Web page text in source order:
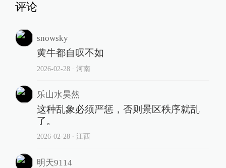
评论
snowsky
黄牛都自叹不如
2026-02-28∙ 河南
乐山水昊然
这种乱象必须严惩，否则景区秩序就乱
了。
2026-02-28∙ 江西
明天9114